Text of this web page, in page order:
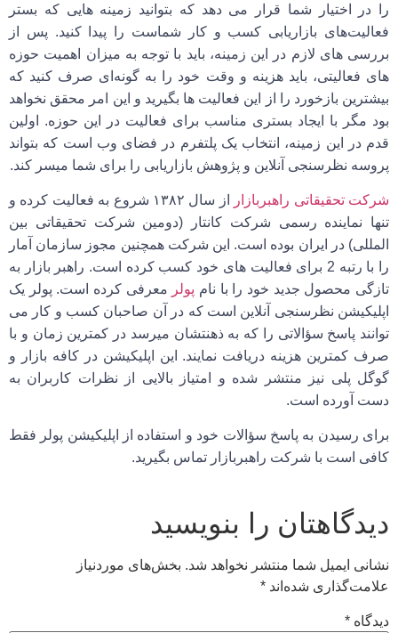
را در اختیار شما قرار می دهد که بتوانید زمینه هایی که بستر
فعالیت‌های بازاریابی کسب و کار شماست را پیدا کنید. پس از
بررسی های لازم در این زمینه، باید با توجه به میزان اهمیت حوزه
های فعالیتی، باید هزینه و وقت خود را به گونه‌ای صرف کنید که
بیشترین بازخورد را از این فعالیت ها بگیرید و این امر محقق نخواهد
بود مگر با ایجاد بستری مناسب برای فعالیت در این حوزه. اولین
قدم در این زمینه، انتخاب یک پلتفرم در فضای وب است که بتواند
پروسه نظرسنجی آنلاین و پژوهش بازاریابی را برای شما میسر کند.
شرکت تحقیقاتی راهبربازار
از سال ۱۳۸۲ شروع به فعالیت کرده و
تنها نماینده رسمی شرکت کانتار
(دومین شرکت تحقیقاتی بین
المللی) در ایران بوده است. این شرکت همچنین مجوز سازمان آمار
را با رتبه 2 برای فعالیت های خود کسب کرده است. راهبر بازار به
تازگی محصول جدید خود را با نام پولر معرفی کرده است. پولر یک
اپلیکیشن نظرسنجی آنلاین است که در آن صاحبان کسب و کار می
توانند پاسخ سؤالاتی را که به ذهنتشان میرسد در کمترین زمان و با
صرف کمترین هزینه دریافت نمایند. این اپلیکیشن در کافه بازار و
گوگل پلی نیز منتشر شده و امتیاز بالایی از نظرات کاربران به
دست آورده است.
برای رسیدن به پاسخ سؤالات خود و استفاده از اپلیکیشن پولر فقط
کافی است با شرکت راهبربازار تماس بگیرید.
دیدگاهتان را بنویسید
نشانی ایمیل شما منتشر نخواهد شد. بخش‌های موردنیاز
علامت‌گذاری شده‌اند *
دیدگاه *